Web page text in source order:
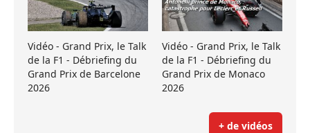
Vidéo - Grand Prix, le Talk
de la F1 - Débriefing du
Grand Prix de Barcelone
2026
Vidéo - Grand Prix, le Talk
de la F1 - Débriefing du
Grand Prix de Monaco
2026
+ de vidéos